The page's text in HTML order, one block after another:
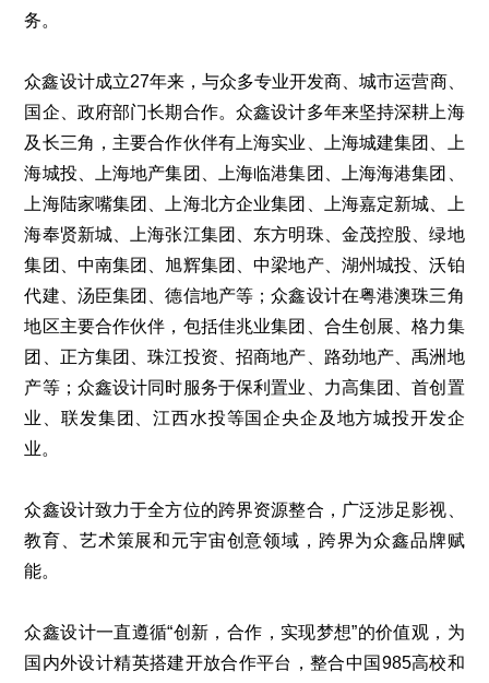
务。
众鑫设计成立27年来，与众多专业开发商、城市运营商、
国企、政府部门长期合作。众鑫设计多年来坚持深耕上海
及长三角，主要合作伙伴有上海实业、上海城建集团、上
海城投、上海地产集团、上海临港集团、上海海港集团、
上海陆家嘴集团、上海北方企业集团、上海嘉定新城、上
海奉贤新城、上海张江集团、东方明珠、金茂控股、绿地
集团、中南集团、旭辉集团、中梁地产、湖州城投、沃铂
代建、汤臣集团、德信地产等；众鑫设计在粤港澳珠三角
地区主要合作伙伴，包括佳兆业集团、合生创展、格力集
团、正方集团、珠江投资、招商地产、路劲地产、禹洲地
产等；众鑫设计同时服务于保利置业、力高集团、首创置
业、联发集团、江西水投等国企央企及地方城投开发企
业。
众鑫设计致力于全方位的跨界资源整合，广泛涉足影视、
教育、艺术策展和元宇宙创意领域，跨界为众鑫品牌赋
能。
众鑫设计一直遵循“创新，合作，实现梦想”的价值观，为
国内外设计精英搭建开放合作平台，整合中国985高校和